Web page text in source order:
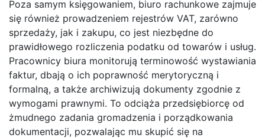
Poza samym księgowaniem, biuro rachunkowe zajmuje
się również prowadzeniem rejestrów VAT, zarówno
sprzedaży, jak i zakupu, co jest niezbędne do
prawidłowego rozliczenia podatku od towarów i usług.
Pracownicy biura monitorują terminowość wystawiania
faktur, dbają o ich poprawność merytoryczną i
formalną, a także archiwizują dokumenty zgodnie z
wymogami prawnymi. To odciąża przedsiębiorcę od
żmudnego zadania gromadzenia i porządkowania
dokumentacji, pozwalając mu skupić się na